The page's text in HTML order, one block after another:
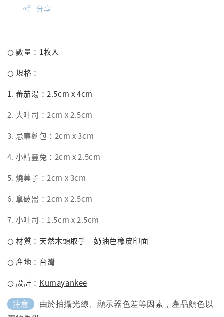
分享
◍ 數量：1枚入
◍ 規格：
1. 蕃茄湯：2.5cm x 4cm
2. 大吐司：2cm x 2.5cm
3. 忌廉麵包：2cm x 3cm
4. 小精靈兔：2cm x 2.5cm
5. 燒菓子：2cm x 3cm
6. 拿破崙：2cm x 2.5cm
7. 小吐司：1.5cm x 2.5cm
◍ 材質：天然木頭取手＋奶油色橡皮印面
◍ 產地：台灣
◍ 設計： Kumayankee
注意
由於拍攝光線、顯示器色差等因素，產品顏色以